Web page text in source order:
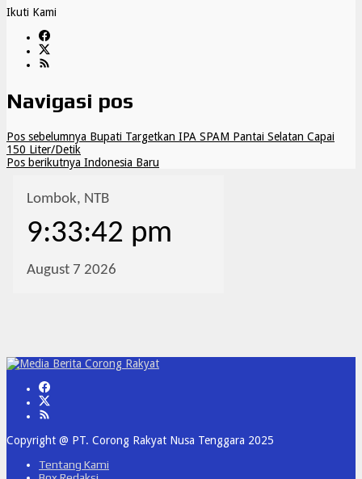
Ikuti Kami
Navigasi pos
Pos sebelumnya Bupati Targetkan IPA SPAM Pantai Selatan Capai
150 Liter/Detik
Pos berikutnya Indonesia Baru
Copyright @ PT. Corong Rakyat Nusa Tenggara 2025
Tentang Kami